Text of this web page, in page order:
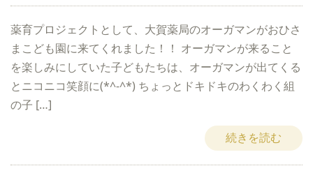
薬育プロジェクトとして、大賀薬局のオーガマンがおひさ
まこども園に来てくれました！！ オーガマンが来ること
を楽しみにしていた子どもたちは、オーガマンが出てくる
とニコニコ笑顔に(*^-^*) ちょっとドキドキのわくわく組
の子 […]
続きを読む